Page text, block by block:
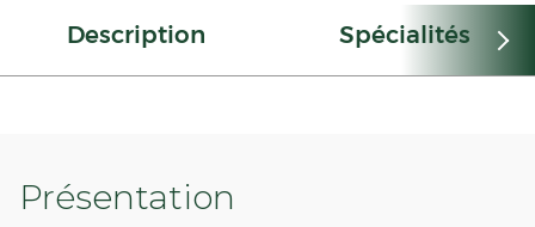
Description Spécialités
Présentation